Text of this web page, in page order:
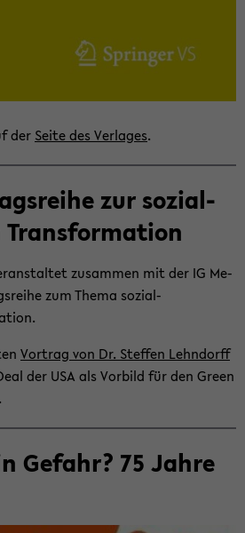
der Seite des Ver­la­ges.
zur sozial-​
Trans­for­ma­ti­on
zu­sam­men mit der IG Me­
zum Thema sozial-​
Vor­trag von Dr. Stef­fen Lehn­dorff
der USA als Vor­bild für den Green
Ge­fahr? 75 Jahre